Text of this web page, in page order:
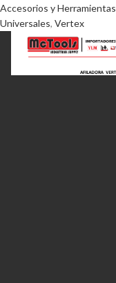
Accesorios y Herramientas
Universales, Vertex